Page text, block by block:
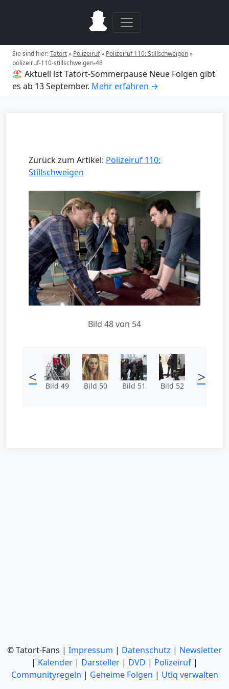
Sie sind hier:Tatort» Polizeiruf» Polizeiruf 110: Stillschweigen»
polizeiruf-110-stillschweigen-48
🏖️ Aktuell ist Tatort-Sommerpause Neue Folgen gibt
es ab 13 September. Mehr erfahren →
Zurück zum Artikel: Polizeiruf 110:
Stillschweigen
Bild 48 von 54
< Bild 49 Bild 50 Bild 51 Bild 52 >
© Tatort-Fans | Impressum | Datenschutz | Newsletter
| Kalender | Darsteller | DVD | Polizeiruf |
Communityregeln | Geheime Folgen | Utiq verwalten